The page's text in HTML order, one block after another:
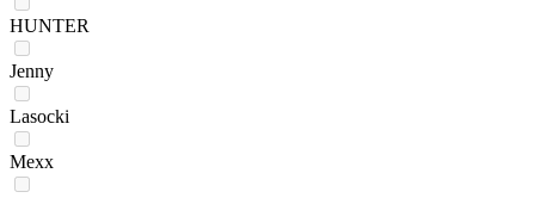
HUNTER
Jenny
Lasocki
Mexx